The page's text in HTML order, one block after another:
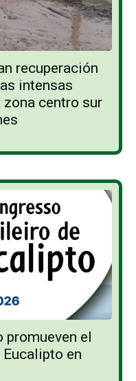
recuperación
intensas
centro sur
promueven el
en